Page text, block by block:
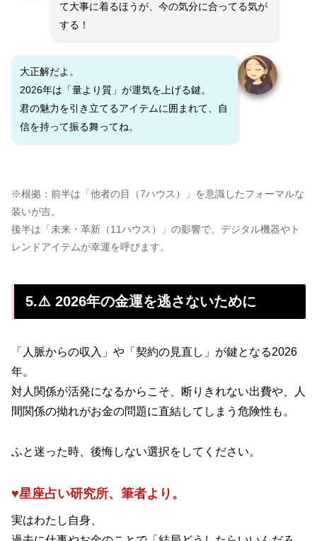
て大事に着るほうが、今の気分に合ってる気が
する！
大正解だよ。
2026年は「量より質」が運気を上げる鍵。
君の魅力を引き立てるアイテムに囲まれて、自
信を持って振る舞ってね。
※根拠：前半は「他者の目（7ハウス）」を意識したフォーマルな
装いが吉。
後半は「未来・革新（11ハウス）」の影響で、デジタル機器やト
レンドアイテムが幸運を呼びます。
5.⚠️ 2026年の金運を逃さないために
「人脈からの収入」や「契約の見直し」が鍵となる2026
年。
対人関係が活発になるからこそ、断りきれない出費や、人
間関係の拗れがお金の問題に直結してしまう危険性も。
ふと迷った時、後悔しない選択をしてください。
♥星座占い研究所、筆者より。
実はわたし自身、